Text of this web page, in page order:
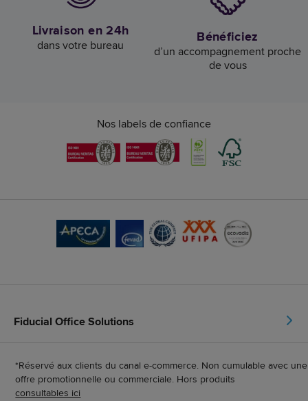
Livraison en 24h
dans votre bureau Bénéficiez
d’un accompagnement proche
de vous
Nos labels de confiance
Fiducial Office Solutions
*Réservé aux clients du canal e-commerce. Non cumulable avec une
offre promotionnelle ou commerciale. Hors produits
consultables ici